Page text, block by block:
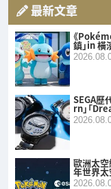
最新文章
《
鎮」in
SEGA歷
rn」「
歐洲太空
年世界太